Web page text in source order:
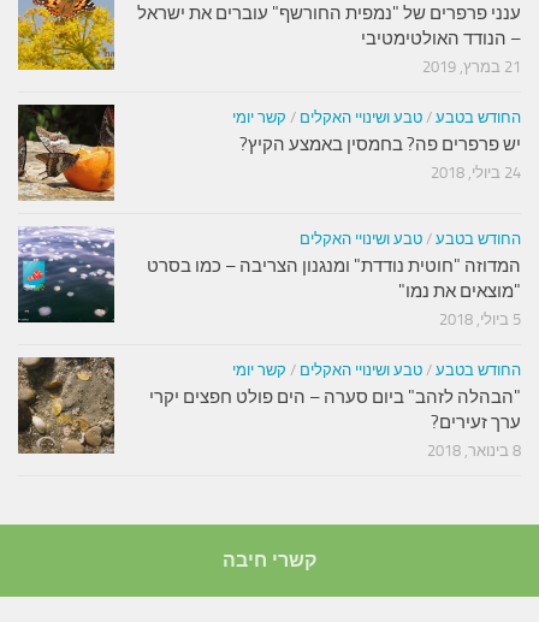
ענני פרפרים של "נמפית החורשף" עוברים את ישראל
– הנודד האולטימטיבי
21 במרץ, 2019
החודש בטבע / טבע ושינויי האקלים / קשר יומי
יש פרפרים פה? בחמסין באמצע הקיץ?
24 ביולי, 2018
החודש בטבע / טבע ושינויי האקלים
המדוזה "חוטית נודדת" ומנגנון הצריבה – כמו בסרט
"מוצאים את נמו"
5 ביולי, 2018
החודש בטבע / טבע ושינויי האקלים / קשר יומי
"הבהלה לזהב" ביום סערה – הים פולט חפצים יקרי
ערך זעירים?
8 בינואר, 2018
קשרי חיבה